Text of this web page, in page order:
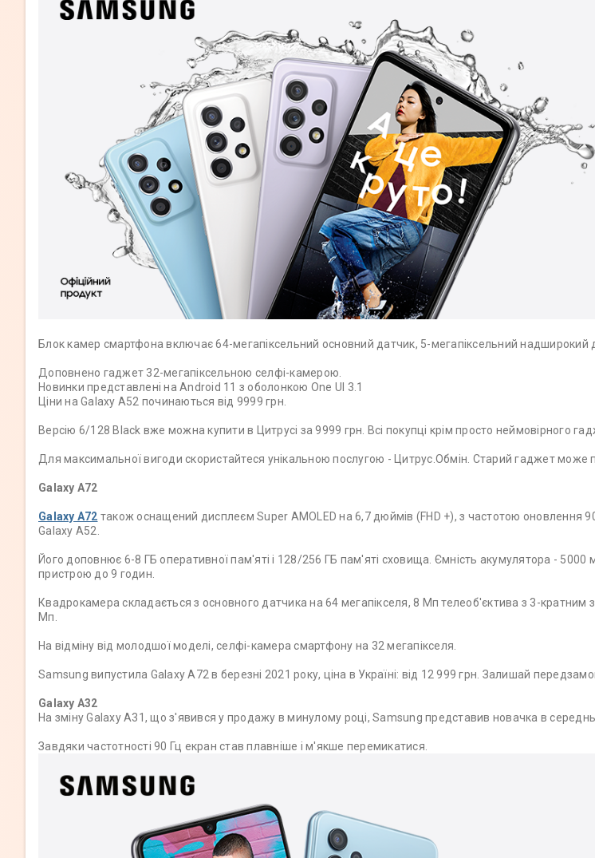
Блок камер смартфона включає 64-мегапіксельний основний датчик, 5-мегапіксельний
Доповнено гаджет 32-мегапіксельною селфі-камерою.
Новинки представлені на Android 11 з оболонкою One UI 3.1
Ціни на Galaxy A52 починаються від 9999 грн.
Версію 6/128 Black вже можна купити в Цитрусі за 9999 грн. Всі покупці крім просто неймовірного
Для максимальної вигоди скористайтеся унікальною послугою - Цитрус.Обмін. Старий гаджет може
Galaxy A72
Galaxy A72 також оснащений дисплеєм Super AMOLED на 6,7 дюймів (FHD +), з частотою оновлення
Galaxy A52.
Його доповнює 6-8 ГБ оперативної пам'яті і 128/256 ГБ пам'яті сховища. Ємність акумулятора -
пристрою до 9 годин.
Квадрокамера складається з основного датчика на 64 мегапікселя, 8 Мп телеоб'єктива з 3-
Мп.
На відміну від молодшої моделі, селфі-камера смартфону на 32 мегапікселя.
Samsung випустила Galaxy A72 в березні 2021 року, ціна в Україні: від 12 999 грн. Залишай
Galaxy A32
На зміну Galaxy A31, що з'явився у продажу в минулому році, Samsung представив новачка в
Завдяки частотності 90 Гц екран став плавніше і м'якше перемикатися.